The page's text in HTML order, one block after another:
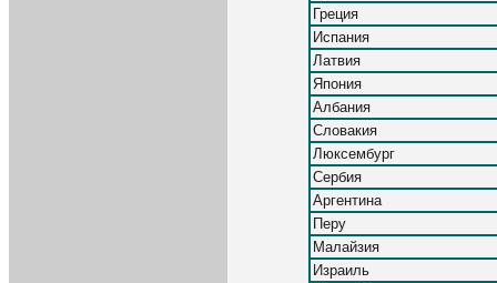
Греция
Испания
Латвия
Япония
Албания
Словакия
Люксембург
Сербия
Аргентина
Перу
Малайзия
Израиль